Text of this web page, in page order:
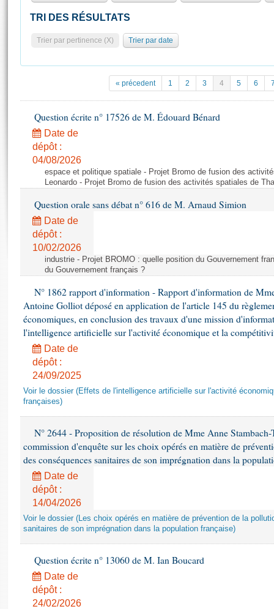
Pétitions
Projets de loi
Propositions de loi
Amendements
Textes adoptés
Rapports législatifs
Rapports sur l'application des lois
Baromètre de l’application des lois
Dossiers législatifs
Budget et sécurité sociale
Questions écrites et orales
Comptes rendus des débats
Statistiques et chiffres clés
Documents de référence
( Constitution | Règlement de l'Assemblée ... )
Histoire
Juniors
Anciennes législatures
Contacts et plan d'accès
Photos libres de droit
TRI DES RÉSULTATS
Trier par pertinence (X) Trier par date
« précedent 1 2 3 4 5 6
Question écrite n° 17526 de M. Édouard Bénard
Date de
dépôt :
04/08/2026
espace et politique spatiale - Projet Bromo de fusion des
Leonardo - Projet Bromo de fusion des activités spatiales de
Question orale sans débat n° 616 de M. Arnaud Simion
Date de
dépôt :
10/02/2026
industrie - Projet BROMO : quelle position du Gouvernement
du Gouvernement français ?
N° 1862 rapport d'information - Rapport d'information de
Antoine Golliot déposé en application de l'article 145 du
économiques, en conclusion des travaux d'une mission
l'intelligence artificielle sur l'activité économique et la
Date de
dépôt :
24/09/2025
Voir le dossier (Effets de l'intelligence artificielle sur l'activité
françaises)
N° 2644 - Proposition de résolution de Mme Anne
commission d'enquête sur les choix opérés en matière de
des conséquences sanitaires de son imprégnation dans la
Date de
dépôt :
14/04/2026
Voir le dossier (Les choix opérés en matière de prévention de la
sanitaires de son imprégnation dans la population française)
Question écrite n° 13060 de M. Ian Boucard
Date de
dépôt :
24/02/2026